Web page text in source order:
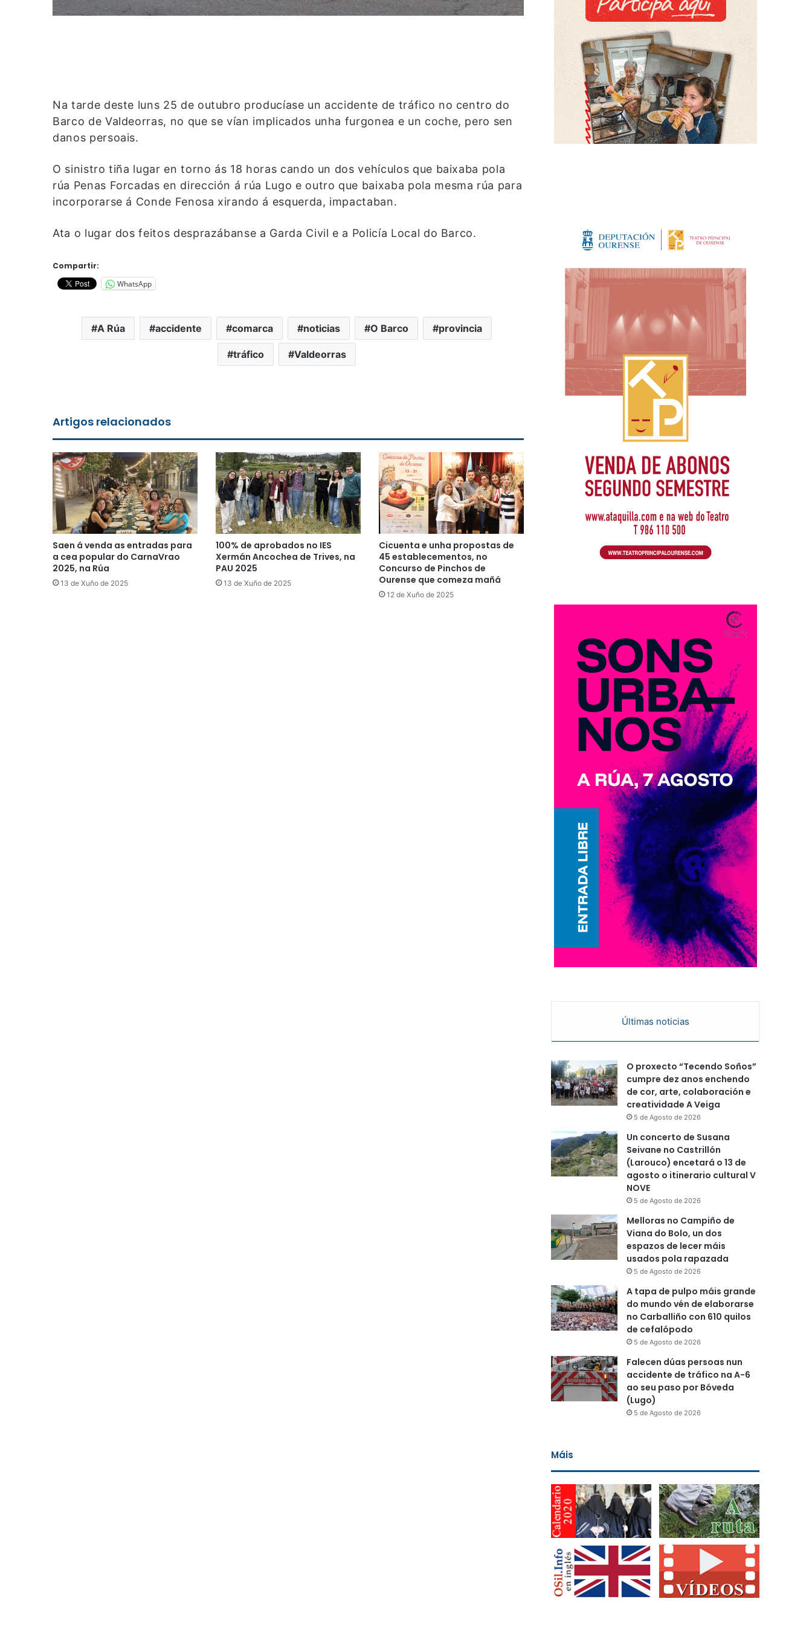
Na tarde deste luns 25 de outubro producíase un accidente de tráfico no centro do
Barco de Valdeorras, no que se vían implicados unha furgonea e un coche, pero sen
danos persoais.
O sinistro tiña lugar en torno ás 18 horas cando un dos vehículos que baixaba pola
rúa Penas Forcadas en dirección á rúa Lugo e outro que baixaba pola mesma rúa para
incorporarse á Conde Fenosa xirando á esquerda, impactaban.
Ata o lugar dos feitos desprazábanse a Garda Civil e a Policía Local do Barco.
Compartir:
WhatsApp
A Rúa accidente comarca noticias O Barco provincia
tráfico Valdeorras
Artigos relacionados
Saen á venda as entradas para
a cea popular do CarnaVrao
2025, na Rúa
13 de Xuño de 2025
100% de aprobados no IES
Xermán Ancochea de Trives, na
PAU 2025
13 de Xuño de 2025
Cicuenta e unha propostas de
45 establecementos, no
Concurso de Pinchos de
Ourense que comeza mañá
12 de Xuño de 2025
Últimas noticias
O proxecto “Tecendo Soños”
cumpre dez anos enchendo
de cor, arte, colaboración e
creatividade A Veiga
5 de Agosto de 2026
Un concerto de Susana
Seivane no Castrillón
(Larouco) encetará o 13 de
agosto o itinerario cultural V
NOVE
5 de Agosto de 2026
Melloras no Campiño de
Viana do Bolo, un dos
espazos de lecer máis
usados pola rapazada
5 de Agosto de 2026
A tapa de pulpo máis grande
do mundo vén de elaborarse
no Carballiño con 610 quilos
de cefalópodo
5 de Agosto de 2026
Falecen dúas persoas nun
accidente de tráfico na A-6
ao seu paso por Bóveda
(Lugo)
5 de Agosto de 2026
Máis